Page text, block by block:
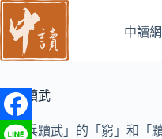
跳
至
主
內
容
中讀網
窮兵黷武
「窮兵黷武」的「窮」和「